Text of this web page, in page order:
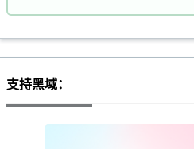
支持黑域：